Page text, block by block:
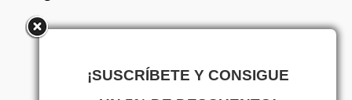
¡SUSCRÍBETE Y CONSIGUE